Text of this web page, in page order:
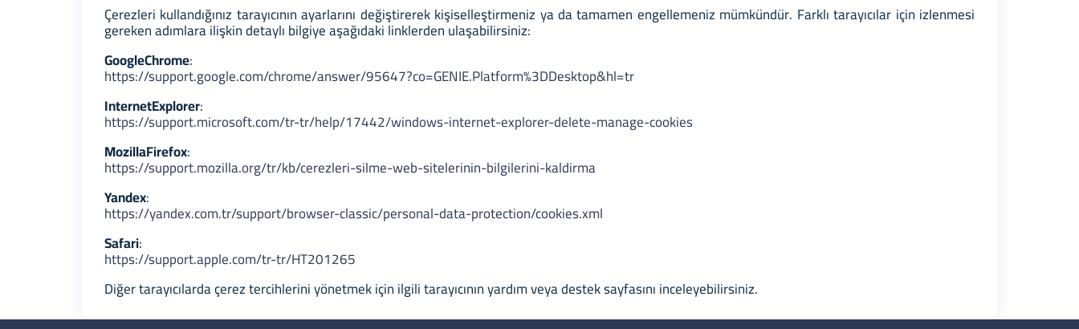
Çerezleri kullandığınız tarayıcının ayarlarını değiştirerek kişiselleştirmeniz ya da tamamen engellemeniz mümkündür. Farklı tarayıcılar için izlenmesi
gereken adımlara ilişkin detaylı bilgiye aşağıdaki linklerden ulaşabilirsiniz:
GoogleChrome:
https://support.google.com/chrome/answer/95647?co=GENIE.Platform%3DDesktop&hl=tr
InternetExplorer:
https://support.microsoft.com/tr-tr/help/17442/windows-internet-explorer-delete-manage-cookies
MozillaFirefox:
https://support.mozilla.org/tr/kb/cerezleri-silme-web-sitelerinin-bilgilerini-kaldirma
Yandex:
https://yandex.com.tr/support/browser-classic/personal-data-protection/cookies.xml
Safari:
https://support.apple.com/tr-tr/HT201265
Diğer tarayıcılarda çerez tercihlerini yönetmek için ilgili tarayıcının yardım veya destek sayfasını inceleyebilirsiniz.